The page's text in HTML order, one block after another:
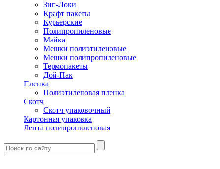
Зип-Локи
Крафт пакеты
Курьерские
Полипропиленовые
Майка
Мешки полиэтиленовые
Мешки полипропиленовые
Термопакеты
Дой-Пак
Пленка
Полиэтиленовая пленка
Скотч
Скотч упаковочный
Картонная упаковка
Лента полипропиленовая